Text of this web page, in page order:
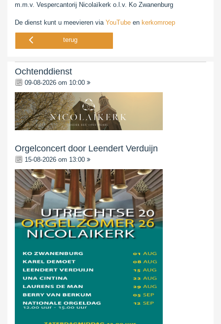
m.m.v. Vespercantorij Nicolaïkerk o.l.v. Ko Zwanenburg
De dienst kunt u meevieren via YouTube en kerkomroep
terug
Ochtenddienst
09-08-2026 om 10:00
Orgelconcert door Leendert Verduijn
15-08-2026 om 13:00